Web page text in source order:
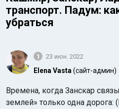
Аравийское море
транспорт. Падум:
убраться
1 23 июн. 2022
Elena Vasta (сайт-админ)
Времена, когда Занскар
землей» только одна